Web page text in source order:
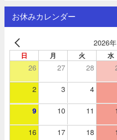
お休みカレンダー
2026
日 月 火 水
26 27 28
2 3 4
9 10 11
16 17 18